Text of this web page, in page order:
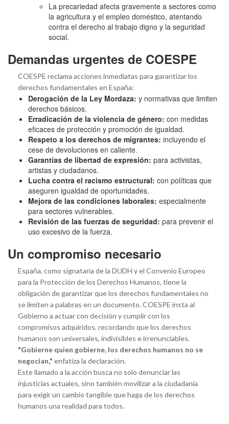
La precariedad afecta gravemente a sectores como
la agricultura y el empleo doméstico, atentando
contra el derecho al trabajo digno y la seguridad
social.
Demandas urgentes de COESPE
COESPE reclama acciones inmediatas para garantizar los
derechos fundamentales en España:
Derogación de la Ley Mordaza: y normativas que limiten
derechos básicos.
Erradicación de la violencia de género: con medidas
eficaces de protección y promoción de igualdad.
Respeto a los derechos de migrantes: incluyendo el
cese de devoluciones en caliente.
Garantías de libertad de expresión: para activistas,
artistas y ciudadanos.
Lucha contra el racismo estructural: con políticas que
aseguren igualdad de oportunidades.
Mejora de las condiciones laborales: especialmente
para sectores vulnerables.
Revisión de las fuerzas de seguridad: para prevenir el
uso excesivo de la fuerza.
Un compromiso necesario
España, como signataria de la DUDH y el Convenio Europeo
para la Protección de los Derechos Humanos, tiene la
obligación de garantizar que los derechos fundamentales no
se limiten a palabras en un documento. COESPE insta al
Gobierno a actuar con decisión y cumplir con los
compromisos adquiridos, recordando que los derechos
humanos son universales, indivisibles e irrenunciables.
"Gobierne quien gobierne, los derechos humanos no se
negocian," enfatiza la declaración.
Este llamado a la acción busca no solo denunciar las
injusticias actuales, sino también movilizar a la ciudadanía
para exigir un cambio tangible que haga de los derechos
humanos una realidad para todos.